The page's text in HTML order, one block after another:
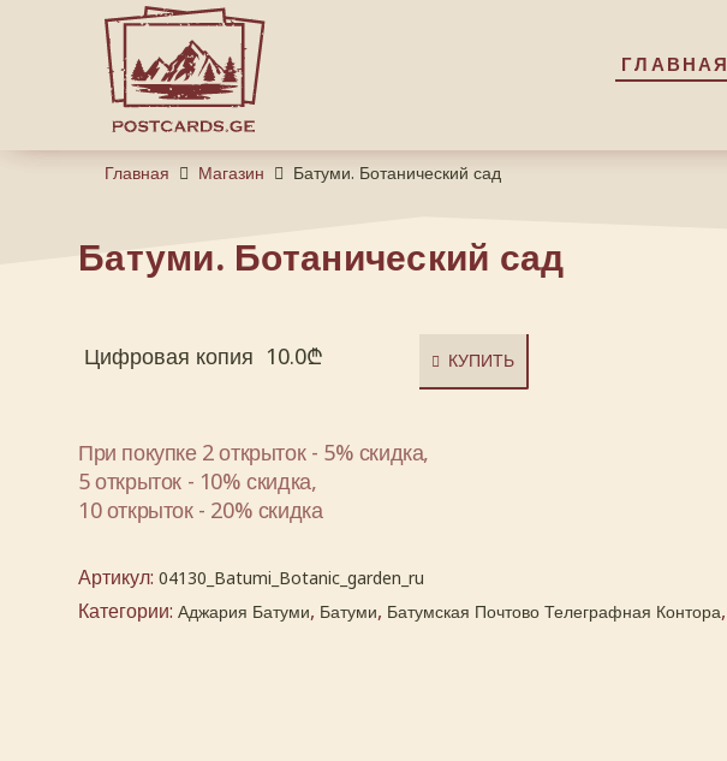
ГЛАВНАЯ
ГЛАВНАЯ
Главная Магазин Батуми. Ботанический сад
Батуми. Ботанический сад
Цифровая копия 10.0₾ КУПИТЬ
При покупке 2 открыток - 5% скидка,
5 открыток - 10% скидка,
10 открыток - 20% скидка
Артикул: 04130_Batumi_Botanic_garden_ru
Категории: Аджария Батуми, Батуми, Батумская Почтово Телеграфная Контора,